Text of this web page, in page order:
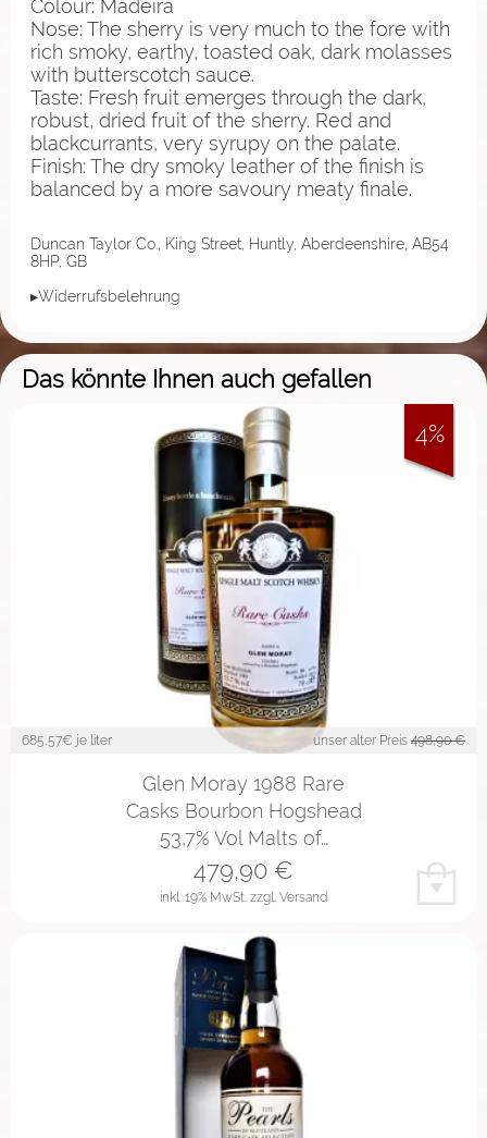
Colour: Madeira
Nose: The sherry is very much to the fore with
rich smoky, earthy, toasted oak, dark molasses
with butterscotch sauce.
Taste: Fresh fruit emerges through the dark,
robust, dried fruit of the sherry. Red and
blackcurrants, very syrupy on the palate.
Finish: The dry smoky leather of the finish is
balanced by a more savoury meaty finale.
Duncan Taylor Co., King Street, Huntly, Aberdeenshire, AB54
8HP, GB
▸Widerrufsbelehrung
Das könnte Ihnen auch gefallen
685,57€ je liter unser alter Preis 498,90 €
Glen Moray 1988 Rare
Casks Bourbon Hogshead
53,7% Vol Malts of…
inkl. 19% MwSt. zzgl. Versand
479,90 €
4%